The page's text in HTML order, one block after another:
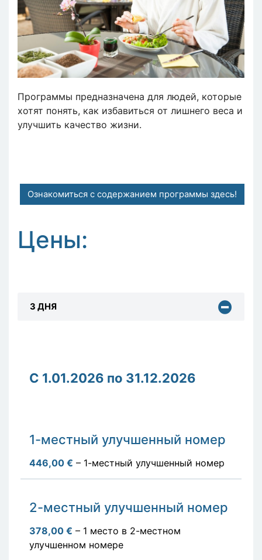
Программы предназначена для людей, которые
хотят понять, как избавиться от лишнего веса и
улучшить качество жизни.
Ознакомиться с содержанием программы здесь!
Цены:
3 ДНЯ
C 1.01.2026 по 31.12.2026
1-местный улучшенный номер
446,00 € – 1-местный улучшенный номер
2-местный улучшенный номер
378,00 € – 1 место в 2-местном
улучшенном номере